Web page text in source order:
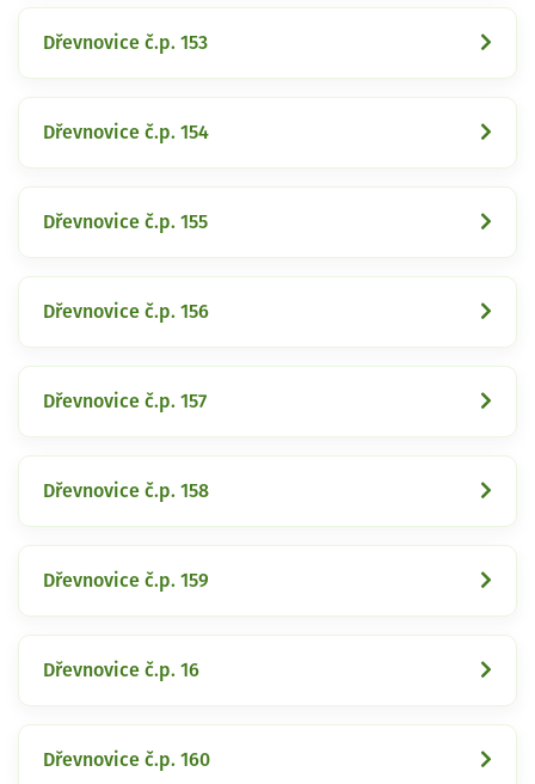
Dřevnovice č.p. 153
Dřevnovice č.p. 154
Dřevnovice č.p. 155
Dřevnovice č.p. 156
Dřevnovice č.p. 157
Dřevnovice č.p. 158
Dřevnovice č.p. 159
Dřevnovice č.p. 16
Dřevnovice č.p. 160